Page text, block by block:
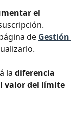
el
de Gestión
la diferencia
valor del límite